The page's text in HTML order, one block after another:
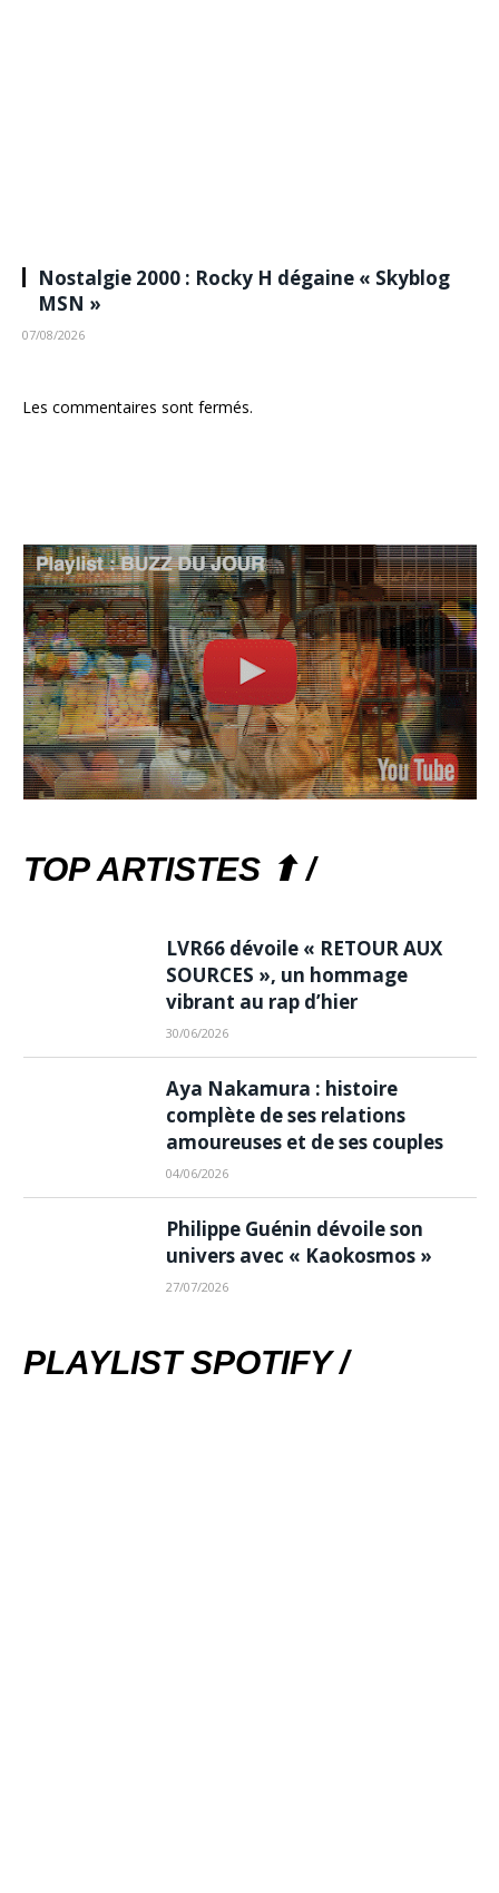
Nostalgie 2000 : Rocky H dégaine « Skyblog
MSN »
07/08/2026
Les commentaires sont fermés.
TOP ARTISTES ⬆ /
LVR66 dévoile « RETOUR AUX
SOURCES », un hommage
vibrant au rap d’hier
30/06/2026
Aya Nakamura : histoire
complète de ses relations
amoureuses et de ses couples
04/06/2026
Philippe Guénin dévoile son
univers avec « Kaokosmos »
27/07/2026
PLAYLIST SPOTIFY /